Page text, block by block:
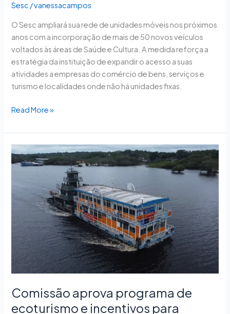
Sesc /vanessacampos
O Sesc ampliará sua rede de unidades móveis nos próximos
anos com a incorporação de mais de 50 novos veículos
voltados às áreas de Saúde e Cultura. A medida reforça a
estratégia da instituição de expandir o acesso a suas
atividades a empresas do comércio de bens, serviços e
turismo e localidades onde não há unidades fixas.
Read More »
Comissão aprova programa de
ecoturismo e incentivos para
Comissão
aprova
ecoturismo
incentivos
comunidades
da
Amazônia